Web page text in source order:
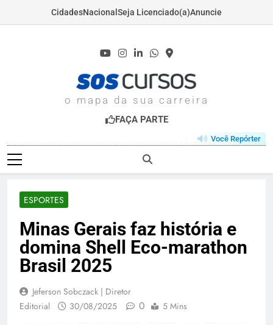
CidadesNacional Seja Licenciado(a)Anuncie
o mapa da sua carreira
FAÇA PARTE
Você Repórter
ESPORTES
Minas Gerais faz história e
domina Shell Eco-marathon
Brasil 2025
Jeferson Sobczack | Diretor
Editorial
30/08/2025 0 5 Mins